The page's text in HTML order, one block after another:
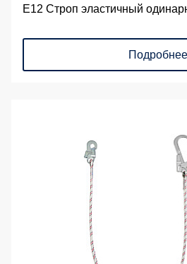
Е12 Строп элаcтичный
Подробнее